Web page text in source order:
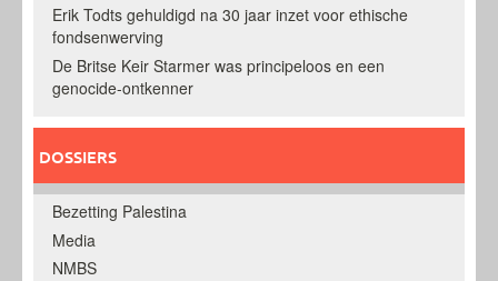
Erik Todts gehuldigd na 30 jaar inzet voor ethische
fondsenwerving
De Britse Keir Starmer was principeloos en een
genocide-ontkenner
DOSSIERS
Bezetting Palestina
Media
NMBS